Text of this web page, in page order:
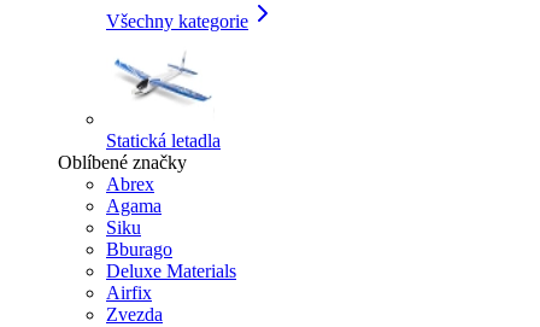
Všechny kategorie
Statická letadla
Oblíbené značky
Abrex
Agama
Siku
Bburago
Deluxe Materials
Airfix
Zvezda